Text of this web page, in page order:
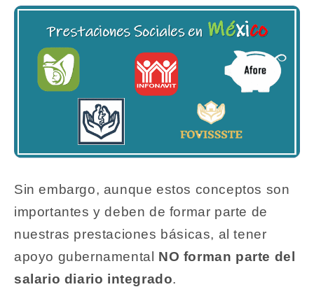
Sin embargo, aunque estos conceptos son
importantes y deben de formar parte de
nuestras prestaciones básicas, al tener
apoyo gubernamental NO forman parte del
salario diario integrado.